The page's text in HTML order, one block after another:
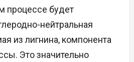
процессе будет
нейтральная
из лигнина, компонента
Это значительно